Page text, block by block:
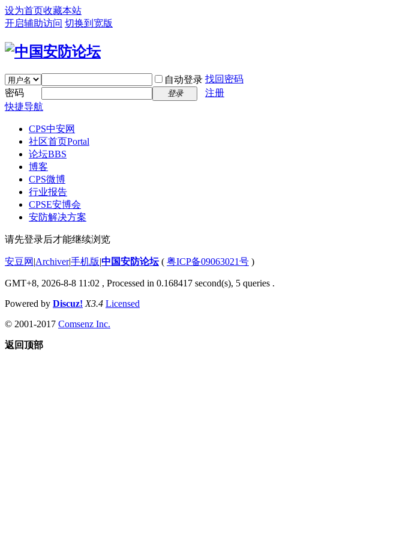
设为首页收藏本站
开启辅助访问 切换到宽版
自动登录 找回密码
密码
登录
注册
快捷导航
CPS中安网
社区首页Portal
论坛BBS
博客
CPS微博
行业报告
CPSE安博会
安防解决方案
请先登录后才能继续浏览
安豆网 |Archiver|手机版|中国安防论坛( 粤ICP备09063021号 )
GMT+8, 2026-8-8 11:02 , Processed in 0.168417 second(s), 5 queries .
Powered by Discuz! X3.4 Licensed
© 2001-2017 Comsenz Inc.
返回顶部